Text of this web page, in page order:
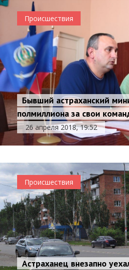
Происшествия
Бывший астраханский
полмиллиона за свои
26 апреля 2018, 19:52
Происшествия
Астраханец внезапно